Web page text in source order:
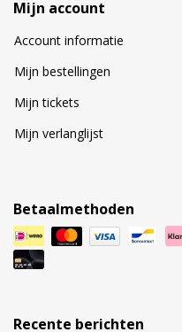
Mijn account
Account informatie
Mijn bestellingen
Mijn tickets
Mijn verlanglijst
Betaalmethoden
Recente berichten